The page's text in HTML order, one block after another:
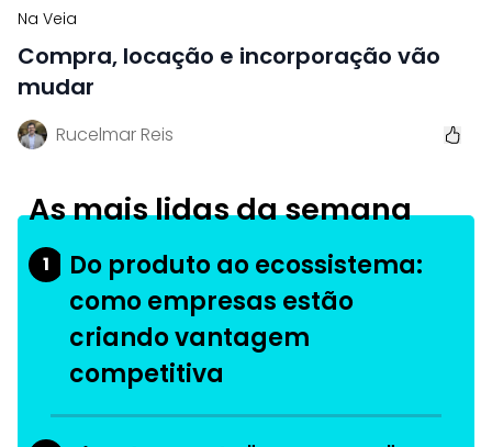
Na Veia
Compra, locação e incorporação vão
mudar
Rucelmar Reis
As mais lidas da semana
1
Do produto ao ecossistema:
como empresas estão
criando vantagem
competitiva